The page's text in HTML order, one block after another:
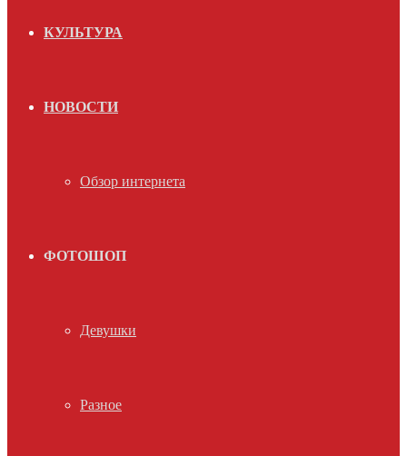
КУЛЬТУРА
НОВОСТИ
Обзор интернета
ФОТОШОП
Девушки
Разное